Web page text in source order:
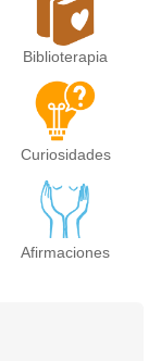
Biblioterapia
Curiosidades
Afirmaciones